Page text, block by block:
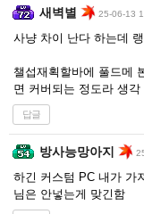
새벽별 25-06-13
사냥 차이 난다 하는데
챌섭재획할바에 풀드메
면 커버되는 정도라 생각
답글
방사능망아지
하긴 커스텀 PC 내가 가
님은 안넣는게 맞긴함